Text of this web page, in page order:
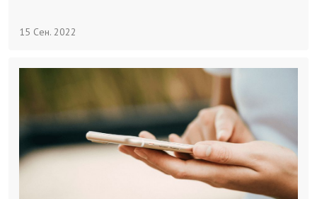
15 Сен. 2022